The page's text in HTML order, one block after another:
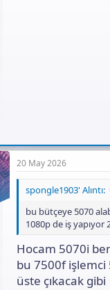
20 May 2026
spongle1903' Alıntı:
bu bütçeye 5070
1080p de iş
Hocam 5070i
bu 7500f işlemci
üste çıkacak gibi